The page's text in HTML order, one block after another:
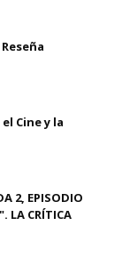
Cine y la
2, EPISODIO
LA CRÍTICA